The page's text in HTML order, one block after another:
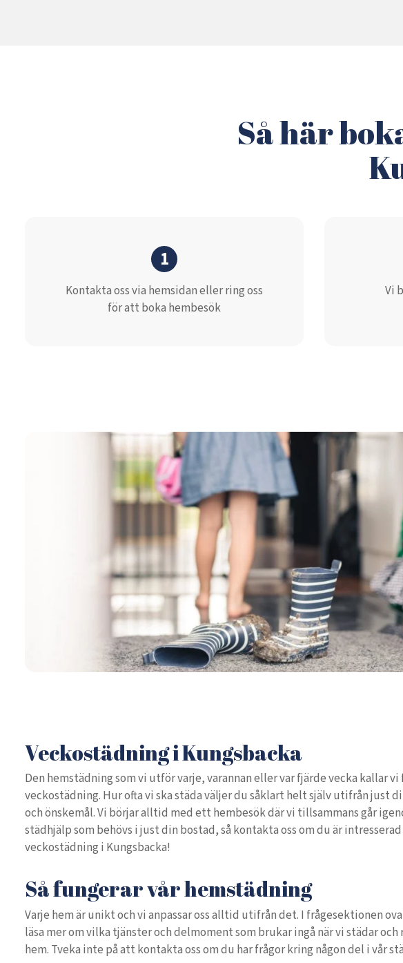
Så här
1
Kontakta oss via hemsidan eller ring oss
för att boka hembesök
Vi
Veckostädning i Kungsbacka
Den hemstädning som vi utför varje, varannan eller var fjärde vecka kallar vi
veckostädning. Hur ofta vi ska städa väljer du såklart helt själv utifrån just
och önskemål. Vi börjar alltid med ett hembesök där vi tillsammans går
städhjälp som behövs i just din bostad, så kontakta oss om du är intresserad
veckostädning i Kungsbacka!
Så fungerar vår hemstädning
Varje hem är unikt och vi anpassar oss alltid utifrån det. I frågesektionen
läsa mer om vilka tjänster och delmoment som brukar ingå när vi städar och
hem. Tveka inte på att kontakta oss om du har frågor kring någon del i vår